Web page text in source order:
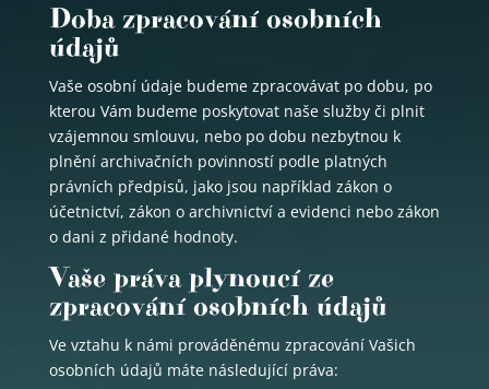
Doba zpracování osobních
údajů
Vaše osobní údaje budeme zpracovávat po dobu, po
kterou Vám budeme poskytovat naše služby či plnit
vzájemnou smlouvu, nebo po dobu nezbytnou k
plnění archivačních povinností podle platných
právních předpisů, jako jsou například zákon o
účetnictví, zákon o archivnictví a evidenci nebo zákon
o dani z přidané hodnoty.
Vaše práva plynoucí ze
zpracování osobních údajů
Ve vztahu k námi prováděnému zpracování Vašich
osobních údajů máte následující práva: